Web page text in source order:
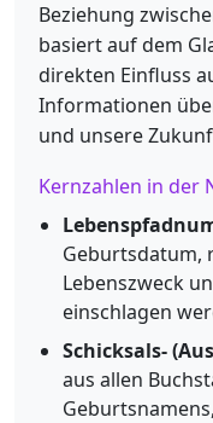
Beziehung
basiert auf dem
direkten Einfluss
Informationen
und unsere
Kernzahlen in der
Geburtsdatum,
Lebenszweck
einschlagen
Schicksals-
aus allen